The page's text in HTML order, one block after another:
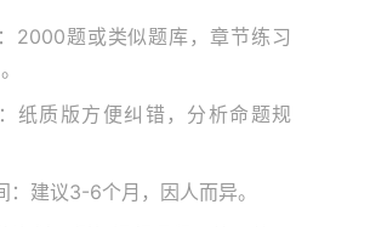
2000题或类似题库，章节练习
纸质版方便纠错，分析命题规
：建议3-6个月，因人而异。